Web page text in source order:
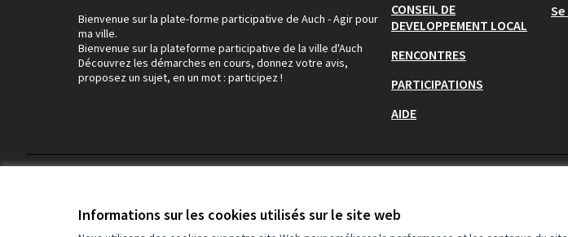
Informations sur les cookies utilisés sur le site web
Bienvenue sur la plate-forme participative de Auch - Agir pour
ma ville.
Bienvenue sur la plateforme participative de la ville d'Auch
Découvrez les démarches en cours, donnez votre avis,
proposez un sujet, en un mot : participez !
CONSEIL DE
DEVELOPPEMENT LOCAL
RENCONTRES
PARTICIPATIONS
AIDE